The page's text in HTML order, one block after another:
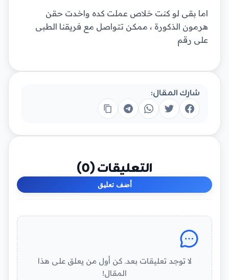
اما بقى لو كنت خلاص عملت كده واخدت حقن
هرمون الذكورة ، ممكن تتواصل مع فريقنا الطبى
على رقم
شارك المقال:
التعليقات (0
)
أضف تعليق
لا توجد تعليقات بعد. كن أول من يعلق على هذا
المقال!